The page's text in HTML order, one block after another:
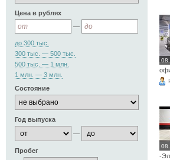
Цена в рублях
—
до 300 тыс.
300 тыс. — 500 тыс.
500 тыс. — 1 млн.
1 млн. — 3 млн.
Состояние
Год выпуска
—
Пробег
-